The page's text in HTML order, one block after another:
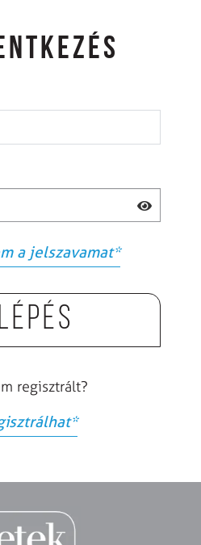
a jelszavamat*
regisztrált?
*